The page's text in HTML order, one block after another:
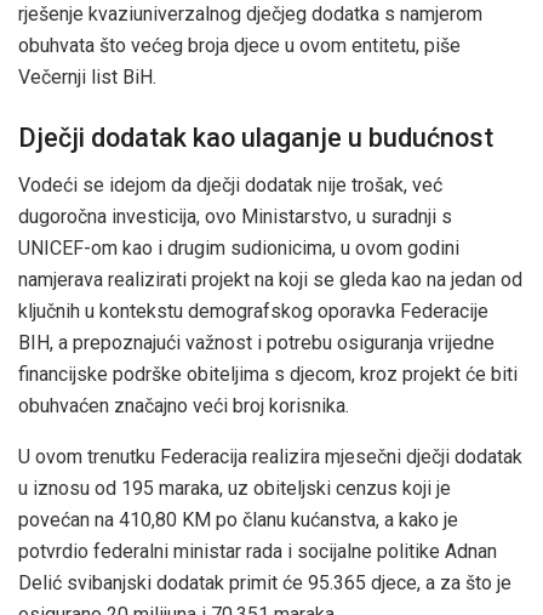
rješenje kvaziuniverzalnog dječjeg dodatka s namjerom
obuhvata što većeg broja djece u ovom entitetu, piše
Večernji list BiH.
Dječji dodatak kao ulaganje u budućnost
Vodeći se idejom da dječji dodatak nije trošak, već
dugoročna investicija, ovo Ministarstvo, u suradnji s
UNICEF-om kao i drugim sudionicima, u ovom godini
namjerava realizirati projekt na koji se gleda kao na jedan od
ključnih u kontekstu demografskog oporavka Federacije
BIH, a prepoznajući važnost i potrebu osiguranja vrijedne
financijske podrške obiteljima s djecom, kroz projekt će biti
obuhvaćen značajno veći broj korisnika.
U ovom trenutku Federacija realizira mjesečni dječji dodatak
u iznosu od 195 maraka, uz obiteljski cenzus koji je
povećan na 410,80 KM po članu kućanstva, a kako je
potvrdio federalni ministar rada i socijalne politike Adnan
Delić svibanjski dodatak primit će 95.365 djece, a za što je